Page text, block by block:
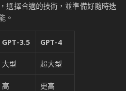
選擇合適的技術，並準備好隨時迭
。
GPT-3.5 GPT-4
大型 超大型
高 更高